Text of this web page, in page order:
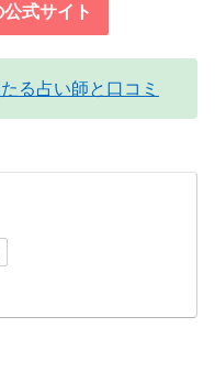
式サイト
る占い師と口コミ